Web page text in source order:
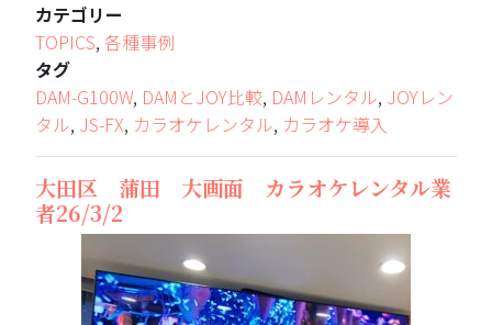
カテゴリー
TOPICS, 各種事例
タグ
DAM-G100W, DAMとJOY比較, DAMレンタル, JOYレン
タル, JS-FX, カラオケレンタル, カラオケ導入
大田区 蒲田 大画面 カラオケレンタル業
者26/3/2